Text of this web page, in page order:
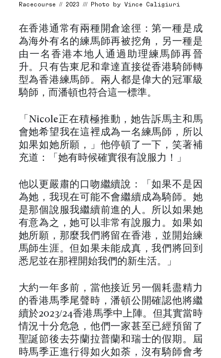
Racecourse // 2023 /// Photo by Vince Caligiuri
在香港通常有兩種開倉途徑：第一種是成
為海外有名的練馬師再被挖角，另一種是
由一名香港本地人通過助理練馬師再晉
升。只有告東尼和韋達直接從香港騎師轉
型為香港練馬師。兩人都是偉大的冠軍級
騎師，而潘頓也符合這一標準。
「Nicole正在積極推動，她告訴馬主和馬
會她希望我在這裡成為一名練馬師，所以
如果如她所願，」他停頓了一下，笑著補
充道：「她有時候確實很有說服力！」
他以更嚴肅的口吻繼續說：「如果不是因
為她，我現在可能不會繼續成為騎師。她
是那個說服我繼續前進的人。所以如果她
有意為之，她可以非常有說服力。如果如
她所願，那麼我們將留在香港，並開始練
馬師生涯。但如果未能成真，我們將回到
悉尼並在那裡開始我們的新生活。」
大約一年多前，當他接近另一個耗盡精力
的香港馬季尾聲時，潘頓公開確認他將繼
續於2023/24香港馬季中上陣。但其實當時
情況十分危急，他們一家甚至已經預留了
聖誕節後去芬蘭拉普蘭和瑞士的假期。屆
時馬季正進行得如火如荼，沒有騎師會考